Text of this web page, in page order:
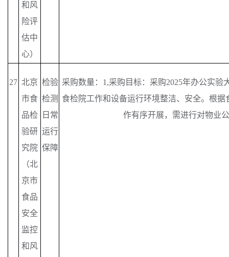
和风
险评
估中
心）
27 北京
市食
品检
验研
究院
（北
京市
食品
安全
监控
和风
检验
检测
日常
运行
保障
采购数量： 1,采购目标：采购2025年办公实验
食检院工作和设备运行环境整洁、安全。根
作有序开展，需进行对物业